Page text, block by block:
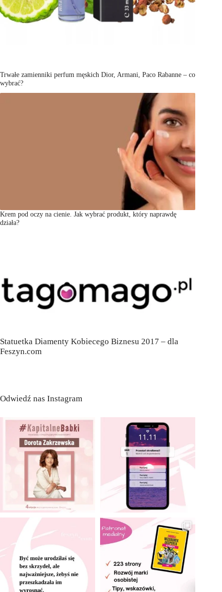
Trwałe zamienniki perfum męskich Dior, Armani, Paco Rabanne – co
wybrać?
Krem pod oczy na cienie. Jak wybrać produkt, który naprawdę
działa?
Statuetka Diamenty Kobiecego Biznesu 2017 – dla
Feszyn.com
Odwiedź nas Instagram